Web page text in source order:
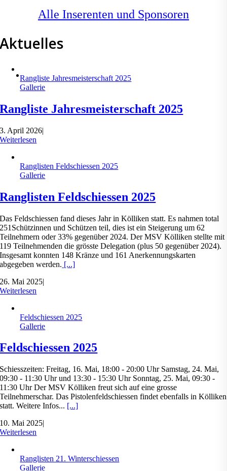
Alle Inserenten und Sponsoren
Aktuelles
Rangliste Jahresmeisterschaft 2025
Gallerie
Rangliste Jahresmeisterschaft 2025
3. April 2026|
Weiterlesen
Ranglisten Feldschiessen 2025
Gallerie
Ranglisten Feldschiessen 2025
Das Feldschiessen fand dieses Jahr in Kölliken statt. Es nahmen total
251Schützinnen und Schützen teil, dies ist ein Steigerung um 62
Teilnehmern oder 33% gegenüber 2024. Der MSV Kölliken stellte mit
119 Teilnehmenden die grösste Delegation (plus 50 gegenüber 2024).
Insgesamt konnten 148 Kränze und 161 Anerkennungskarten
abgegeben werden. [...]
26. Mai 2025|
Weiterlesen
Feldschiessen 2025
Gallerie
Feldschiessen 2025
Schiesszeiten: Freitag, 16. Mai, 18:00 - 20:00 Uhr Samstag, 24. Mai,
09:30 - 11:30 Uhr und 13:30 - 15:30 Uhr Sonntag, 25. Mai, 09:30 -
11:30 Uhr Der MSV Kölliken freut sich auf eine grosse
Teilnehmerschar. Das Pistolenfeldschiessen findet ebenfalls in Kölliken
statt. Weitere Infos... [...]
10. Mai 2025|
Weiterlesen
Ranglisten 21. Winterschiessen
Gallerie